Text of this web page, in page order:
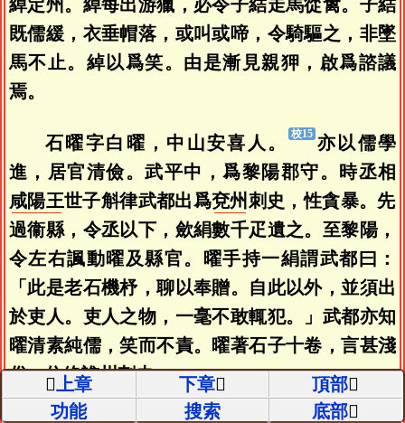
綽定州。綽每出游獵，必令子結走馬從禽。子結
既儒緩，衣垂帽落，或叫或啼，令騎驅之，非墜
馬不止。綽以爲笑。由是漸見親狎，啟爲諮議
焉。
石曜字白曜，中山安喜人。
亦以儒學
進，居官清儉。武平中，爲黎陽郡守。時丞相
咸陽王世子斛律武都出爲兗州刺史，性貪暴。先
過衞縣，令丞以下，歛絹數千疋遺之。至黎陽，
令左右諷動曜及縣官。曜手持一絹謂武都曰：
「此是老石機杼，聊以奉贈。自此以外，並須出
於吏人。吏人之物，一毫不敢輒犯。」武都亦知
曜清素純儒，笑而不責。曜著石子十卷，言甚淺
俗。位終譙州刺史。
上章 下章
頂部
功能
搜索 底部